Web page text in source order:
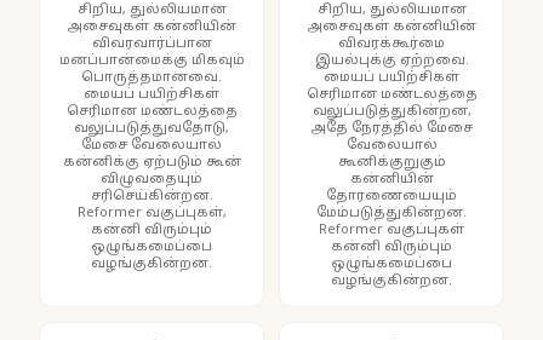
சிறிய, துல்லியமான
அசைவுகள் கன்னியின்
விவரவார்ப்பான
மனப்பான்மைக்கு மிகவும்
பொருத்தமானவை.
மையப் பயிற்சிகள்
செரிமான மண்டலத்தை
வலுப்படுத்துவதோடு,
மேசை வேலையால்
கன்னிக்கு ஏற்படும் கூன்
விழுவதையும்
சரிசெய்கின்றன.
Reformer வகுப்புகள்,
கன்னி விரும்பும்
ஒழுங்கமைப்பை
வழங்குகின்றன.
சிறிய, துல்லியமான
அசைவுகள் கன்னியின்
விவரக்கூர்மை
இயல்புக்கு ஏற்றவை.
மையப் பயிற்சிகள்
செரிமான மண்டலத்தை
வலுப்படுத்துகின்றன,
அதே நேரத்தில் மேசை
வேலையால்
கூனிக்குறுகும்
கன்னியின்
தோரணையையும்
மேம்படுத்துகின்றன.
Reformer வகுப்புகள்
கன்னி விரும்பும்
ஒழுங்கமைப்பை
வழங்குகின்றன.